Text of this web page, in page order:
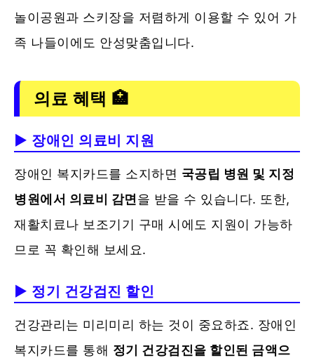
놀이공원과 스키장을 저렴하게 이용할 수 있어 가
족 나들이에도 안성맞춤입니다.
의료 혜택 🏥
▶ 장애인 의료비 지원
장애인 복지카드를 소지하면 국공립 병원 및 지정
병원에서 의료비 감면 을 받을 수 있습니다. 또한,
재활치료나 보조기기 구매 시에도 지원이 가능하
므로 꼭 확인해 보세요.
▶ 정기 건강검진 할인
건강관리는 미리미리 하는 것이 중요하죠. 장애인
복지카드를 통해 정기 건강검진을 할인된 금액으